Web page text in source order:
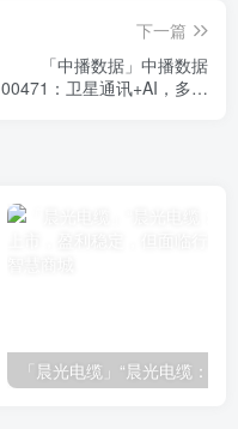
下一篇
「中播数据」中播数据
00471：卫星通讯+AI，多元